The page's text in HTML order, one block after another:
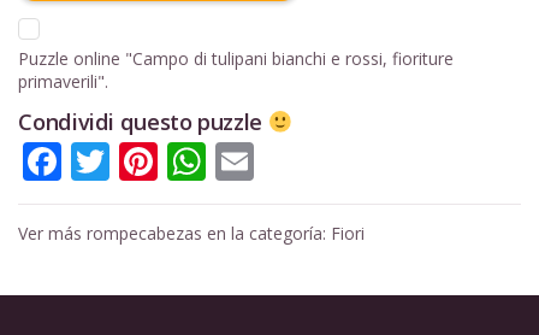
Puzzle online "Campo di tulipani bianchi e rossi, fioriture
primaverili".
Condividi questo puzzle
Facebook
Twitter
Pinterest
WhatsApp
Ver más rompecabezas en la categoría: Fiori